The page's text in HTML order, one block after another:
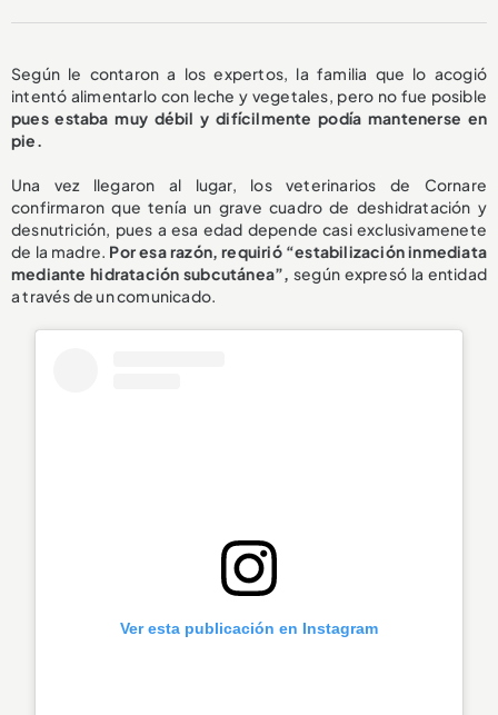
Según le contaron a los expertos, la familia que lo acogió
intentó alimentarlo con leche y vegetales, pero no fue posible
pues estaba muy débil y difícilmente podía mantenerse en
pie.
Una vez llegaron al lugar, los veterinarios de Cornare
confirmaron que tenía un grave cuadro de deshidratación y
desnutrición, pues a esa edad depende casi exclusivamenete
de la madre. Por esa razón, requirió “estabilización inmediata
mediante hidratación subcutánea”, según expresó la entidad
a través de un comunicado.
Ver esta publicación en Instagram